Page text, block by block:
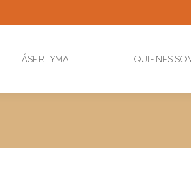
LÁSER LYMA QUIENES